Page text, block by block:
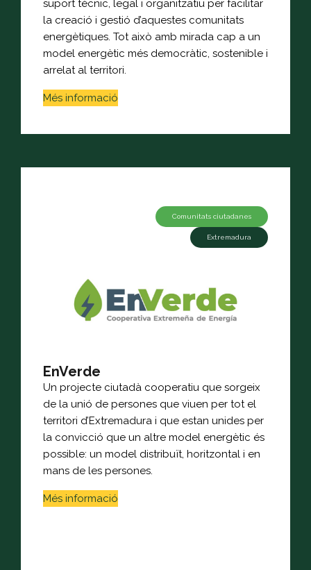
suport tècnic, legal i organitzatiu per facilitar
la creació i gestió d’aquestes comunitats
energètiques. Tot això amb mirada cap a un
model energètic més democràtic, sostenible i
arrelat al territori.
Més informació
Comunitats ciutadanes
Extremadura
EnVerde
Un projecte ciutadà cooperatiu que sorgeix
de la unió de persones que viuen per tot el
territori d’Extremadura i que estan unides per
la convicció que un altre model energètic és
possible: un model distribuït, horitzontal i en
mans de les persones.
Més informació